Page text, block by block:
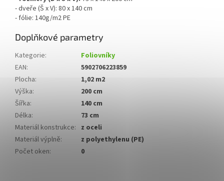
- dveře (Š x V): 80 x 140 cm
- fólie: 140g/m2 PE
Doplňkové parametry
Kategorie:
Foliovníky
EAN:
5902706223859
Plocha:
1,02 m2
Výška:
200 cm
Šířka:
140 cm
Délka:
73 cm
Materiál konstrukce: z oceli
Materiál výplně:
z polyethylenu (PE)
Počet oken: 0